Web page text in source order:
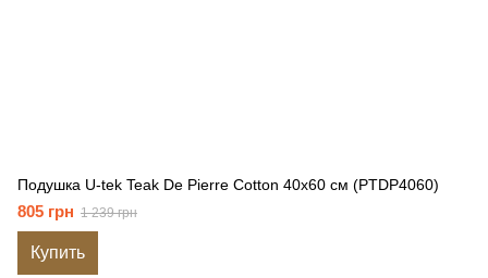
Подушка U-tek Teak De Pierre Cotton 40x60 см (PTDP4060)
805 грн 1 239 грн
Купить